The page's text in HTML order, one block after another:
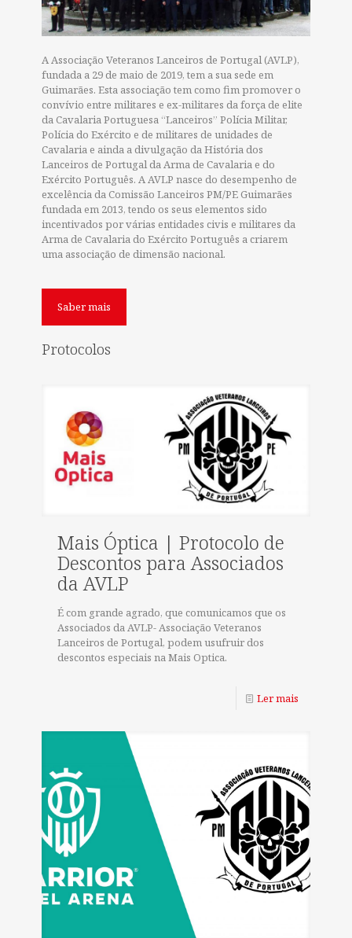
A Associação Veteranos Lanceiros de Portugal (AVLP),
fundada a 29 de maio de 2019, tem a sua sede em
Guimarães. Esta associação tem como fim promover o
convívio entre militares e ex-militares da força de elite
da Cavalaria Portuguesa “Lanceiros” Polícia Militar,
Polícia do Exército e de militares de unidades de
Cavalaria e ainda a divulgação da História dos
Lanceiros de Portugal da Arma de Cavalaria e do
Exército Português. A AVLP nasce do desempenho de
excelência da Comissão Lanceiros PM/PE Guimarães
fundada em 2013, tendo os seus elementos sido
incentivados por várias entidades civis e militares da
Arma de Cavalaria do Exército Português a criarem
uma associação de dimensão nacional.
Saber mais
Protocolos
Mais Óptica | Protocolo de
Descontos para Associados
da AVLP
É com grande agrado, que comunicamos que os
Associados da AVLP- Associação Veteranos
Lanceiros de Portugal, podem usufruir dos
descontos especiais na Mais Optica.
Ler mais